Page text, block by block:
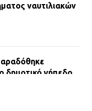
ναυτιλιακών
δημοτικό γήπεδο